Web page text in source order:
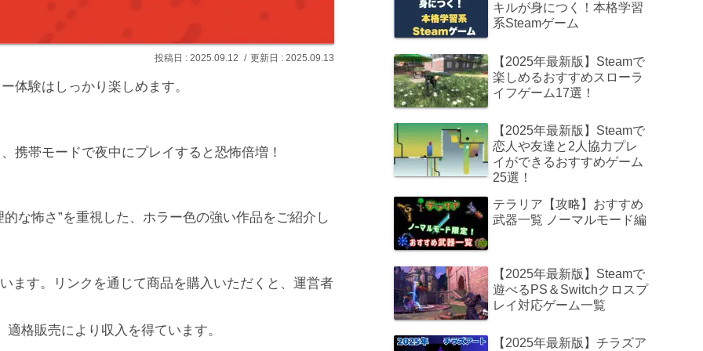
2025.09.12 2025.09.13
体験はしっかり楽しめます。
携帯モードで夜中にプレイすると恐怖倍増！
な怖さ”を重視した、ホラー色の強い作品をご紹介し
ます。リンクを通じて商品を購入いただくと、運営者
格販売により収入を得ています。
キルが身につく！本格学習
系Steamゲーム
【2025年最新版】Steamで
楽しめるおすすめスローラ
イフゲーム17選！
【2025年最新版】Steamで
恋人や友達と2人協力プレ
イができるおすすめゲーム
25選！
テラリア【攻略】おすすめ
武器一覧 ノーマルモード編
【2025年最新版】Steamで
遊べるPS＆Switchクロスプ
レイ対応ゲーム一覧
【2025年最新版】チラズア